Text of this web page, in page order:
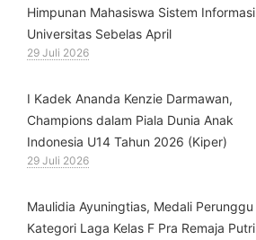
Himpunan Mahasiswa Sistem Informasi
Universitas Sebelas April
29 Juli 2026
⁠I Kadek Ananda Kenzie Darmawan,
Champions dalam Piala Dunia Anak
Indonesia U14 Tahun 2026 (Kiper)
29 Juli 2026
⁠Maulidia Ayuningtias, Medali Perunggu
Kategori Laga Kelas F Pra Remaja Putri